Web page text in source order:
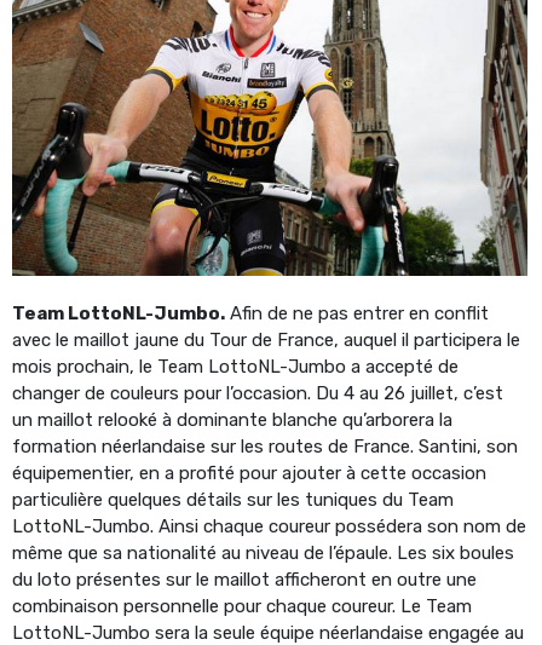
Team LottoNL-Jumbo. Afin de ne pas entrer en conflit
avec le maillot jaune du Tour de France, auquel il participera le
mois prochain, le Team LottoNL-Jumbo a accepté de
changer de couleurs pour l’occasion. Du 4 au 26 juillet, c’est
un maillot relooké à dominante blanche qu’arborera la
formation néerlandaise sur les routes de France. Santini, son
équipementier, en a profité pour ajouter à cette occasion
particulière quelques détails sur les tuniques du Team
LottoNL-Jumbo. Ainsi chaque coureur possédera son nom de
même que sa nationalité au niveau de l’épaule. Les six boules
du loto présentes sur le maillot afficheront en outre une
combinaison personnelle pour chaque coureur. Le Team
LottoNL-Jumbo sera la seule équipe néerlandaise engagée au